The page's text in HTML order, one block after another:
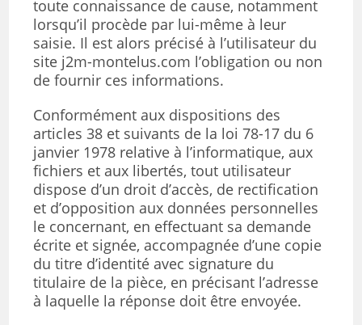
toute connaissance de cause, notamment
lorsqu’il procède par lui-même à leur
saisie. Il est alors précisé à l’utilisateur du
site j2m-montelus.com l’obligation ou non
de fournir ces informations.
Conformément aux dispositions des
articles 38 et suivants de la loi 78-17 du 6
janvier 1978 relative à l’informatique, aux
fichiers et aux libertés, tout utilisateur
dispose d’un droit d’accès, de rectification
et d’opposition aux données personnelles
le concernant, en effectuant sa demande
écrite et signée, accompagnée d’une copie
du titre d’identité avec signature du
titulaire de la pièce, en précisant l’adresse
à laquelle la réponse doit être envoyée.